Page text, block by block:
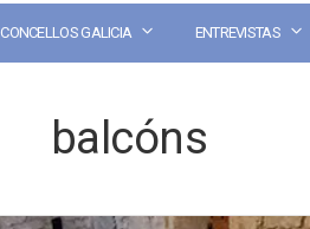
CONCELLOS GALICIA ENTREVISTAS
balcóns